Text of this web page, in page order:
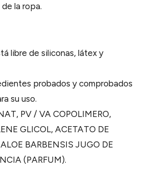
la ropa.
libre de siliconas, látex y
probados y comprobados
su uso.
PV / VA COPOLIMERO,
GLICOL, ACETATO DE
BARBENSIS JUGO DE
(PARFUM).